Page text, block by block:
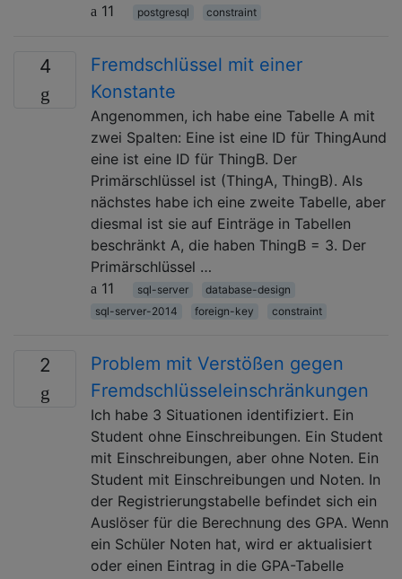
11
postgresql constraint
4
Fremdschlüssel mit einer
Konstante
Angenommen, ich habe eine Tabelle A mit
zwei Spalten: Eine ist eine ID für ThingAund
eine ist eine ID für ThingB. Der
Primärschlüssel ist (ThingA, ThingB). Als
nächstes habe ich eine zweite Tabelle, aber
diesmal ist sie auf Einträge in Tabellen
beschränkt A, die haben ThingB = 3. Der
Primärschlüssel …
11
sql-server
database-design
sql-server-2014
foreign-key constraint
2
Problem mit Verstößen gegen
Fremdschlüsseleinschränkungen
Ich habe 3 Situationen identifiziert. Ein
Student ohne Einschreibungen. Ein Student
mit Einschreibungen, aber ohne Noten. Ein
Student mit Einschreibungen und Noten. In
der Registrierungstabelle befindet sich ein
Auslöser für die Berechnung des GPA. Wenn
ein Schüler Noten hat, wird er aktualisiert
oder einen Eintrag in die GPA-Tabelle